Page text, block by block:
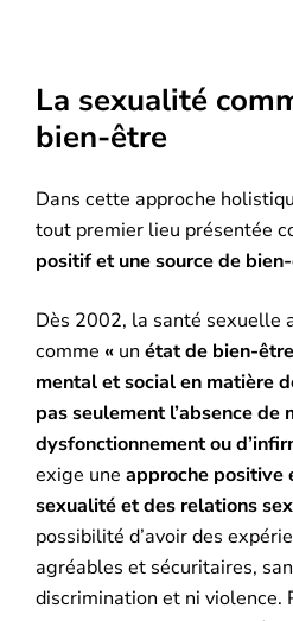
La sexualité
bien-être
Dans cette approche
tout premier lieu présentée
positif et une source de
Dès 2002, la santé sexuelle
comme « unétat de bien-
mental et social en matière
pas seulement l’absence de
dysfonctionnement ou
exige uneapproche positive
sexualité et des relations
possibilité d’avoir des
agréables et sécuritaires,
discrimination et ni violence.